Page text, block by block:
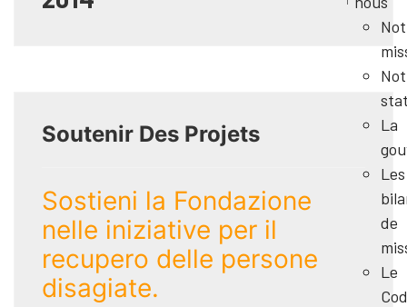
La
Les
de
Le
Soutenir Des Projets
Sostieni la Fondazione
nelle iniziative per il
recupero delle persone
disagiate.